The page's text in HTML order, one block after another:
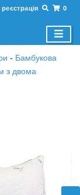
реєстрація 0
- Бамбукова
з двома